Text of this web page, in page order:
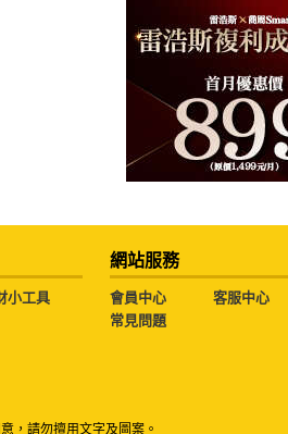
小工具
網站服務
會員中心
客服中心
常見問題
，請勿擅用文字及圖案。